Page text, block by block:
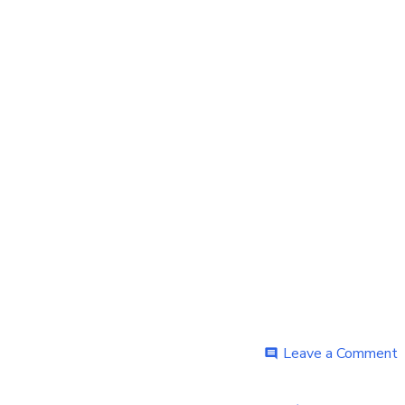
comment Leave a Commenton